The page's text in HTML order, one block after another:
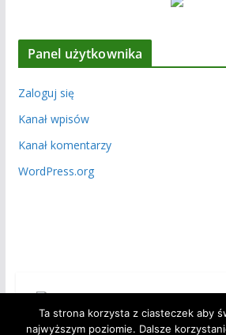
Panel użytkownika
Zaloguj się
Kanał wpisów
Kanał komentarzy
WordPress.org
Ta strona korzysta z ciasteczek aby
najwyższym poziomie. Dalsze